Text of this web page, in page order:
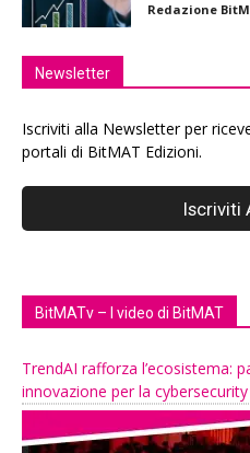
Redazione
Newsletter
Iscriviti alla Newsletter per
portali di BitMAT Edizioni.
BitMATv – I video di BitMAT
TrendAI rafforza l’ecosistema:
innovazione per la